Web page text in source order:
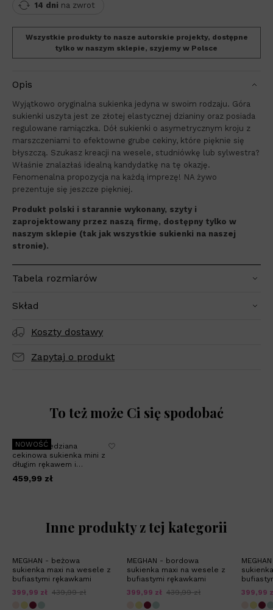
14 dni na zwrot
Wszystkie produkty to nasze autorskie projekty, dostępne
tylko w naszym sklepie, szyjemy w Polsce
Tabela rozmiarów
Skład
Opis
Wyjątkowo oryginalna sukienka jedyna w swoim rodzaju. Góra
sukienki uszyta jest ze złotej elastycznej dzianiny oraz posiada
regulowane ramiączka. Dół sukienki o asymetrycznym kroju z
marszczeniami to efektowne grube cekiny, które pięknie się
błyszczą. Szukasz kreacji na wesele, studniówkę lub sylwestra?
Właśnie znalazłaś idealną kandydatkę na tę okazję.
Fenomenalna propozycja na każdą imprezę! NA żywo
prezentuje się jeszcze piękniej.
Produkt polski i starannie wykonany, szyty i
zaprojektowany przez naszą firmę, dostępny tylko w
naszym sklepie (tak jak wszystkie sukienki na naszej
stronie).
Koszty dostawy
Zapytaj o produkt
To też może Ci się spodobać
POSH - miedziana
cekinowa sukienka mini z
długim rękawem i
wycięciem w dekolcie
459,99 zł
NOWOŚĆ
Inne produkty z tej kategorii
MEGHAN - beżowa
sukienka maxi na wesele z
bufiastymi rękawkami
399,99 zł 439,99 zł
MEGHAN - bordowa
sukienka maxi na wesele z
bufiastymi rękawkami
399,99 zł 439,99 zł
399,99